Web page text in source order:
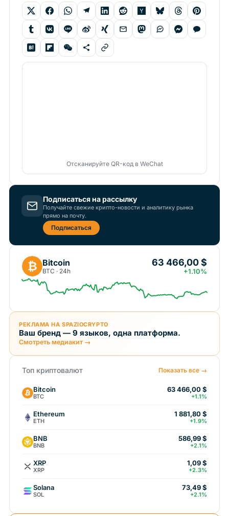
Отсканируйте QR-код в WeChat
Подписаться на рассылку
Получайте свежие крипто-новости и аналитику рынка
прямо на почту.
Подписаться
₿ Bitcoin
BTC · 24h
63 466,00 $
+1.10%
РЕКЛАМА НА SPAZIOCRYPTO
Ваш бренд — 9 языков, одна платформа.
Смотреть медиакит →
Топ криптовалют Показать все →
Bitcoin
BTC
63 466,00 $
+1.1%
Ethereum
ETH
1 881,80 $
+1.9%
BNB
BNB
586,99 $
+2.1%
XRP
XRP
1,09 $
+2.3%
Solana
SOL
73,49 $
+2.1%